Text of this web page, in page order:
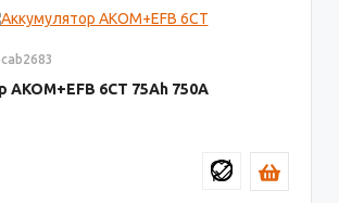
AKOM+EFB 6СТ 75 750